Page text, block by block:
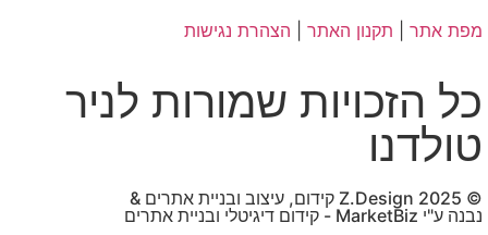
תקנון האתר|הצהרת נגישות
שמורות לניר